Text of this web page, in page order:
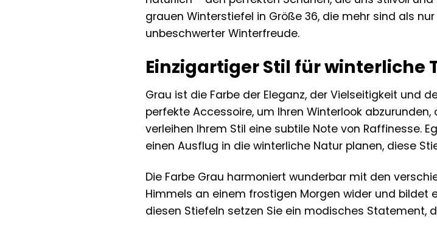
grauen Winterstiefel in Größe 36, die mehr sind als
unbeschwerter Winterfreude.
Einzigartiger Stil für winterliche
Grau ist die Farbe der Eleganz, der Vielseitigkeit und
perfekte Accessoire, um Ihren Winterlook
verleihen Ihrem Stil eine subtile Note von Raffinesse.
einen Ausflug in die winterliche Natur planen, diese
Die Farbe Grau harmoniert wunderbar mit den
Himmels an einem frostigen Morgen wider und bildet
diesen Stiefeln setzen Sie ein modisches Statement,